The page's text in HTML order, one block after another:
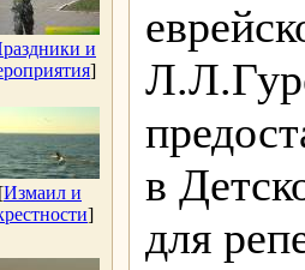
и
]
[Измаил и
]
в
для